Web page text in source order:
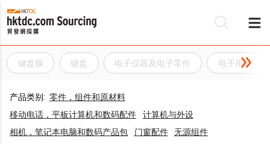
键盘膜 键盘 电子仪器及电子零件 电子用品
产品类别: 零件，组件和原材料
移动电话，平板计算机和数码配件
计算机与外设
相机，笔记本电脑和数码产品包
门窗配件
无源组件